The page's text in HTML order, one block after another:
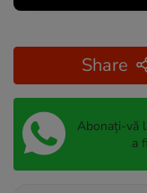
Share
Abonați-vă
a